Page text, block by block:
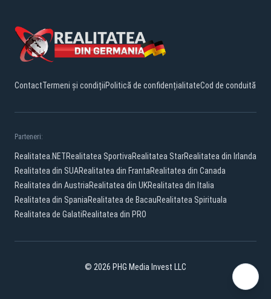
ContactTermeni și condițiiPolitică de confidențialitateCod de conduită
Parteneri:
Realitatea.NETRealitatea SportivaRealitatea StarRealitatea din Irlanda
Realitatea din SUARealitatea din FrantaRealitatea din Canada
Realitatea din AustriaRealitatea din UKRealitatea din Italia
Realitatea din SpaniaRealitatea de BacauRealitatea Spirituala
Realitatea de GalatiRealitatea din PRO
© 2026 PHG Media Invest LLC